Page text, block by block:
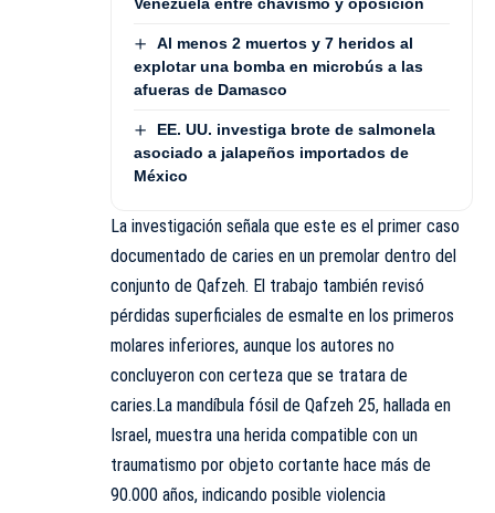
Al menos 2 muertos y 7 heridos al
explotar una bomba en microbús a las
afueras de Damasco
EE. UU. investiga brote de salmonela
asociado a jalapeños importados de
México
La investigación señala que este es el primer caso
documentado de caries en un premolar dentro del
conjunto de Qafzeh. El trabajo también revisó
pérdidas superficiales de esmalte en los primeros
molares inferiores, aunque los autores no
concluyeron con certeza que se tratara de
caries.La mandíbula fósil de Qafzeh 25, hallada en
Israel, muestra una herida compatible con un
traumatismo por objeto cortante hace más de
90.000 años, indicando posible violencia